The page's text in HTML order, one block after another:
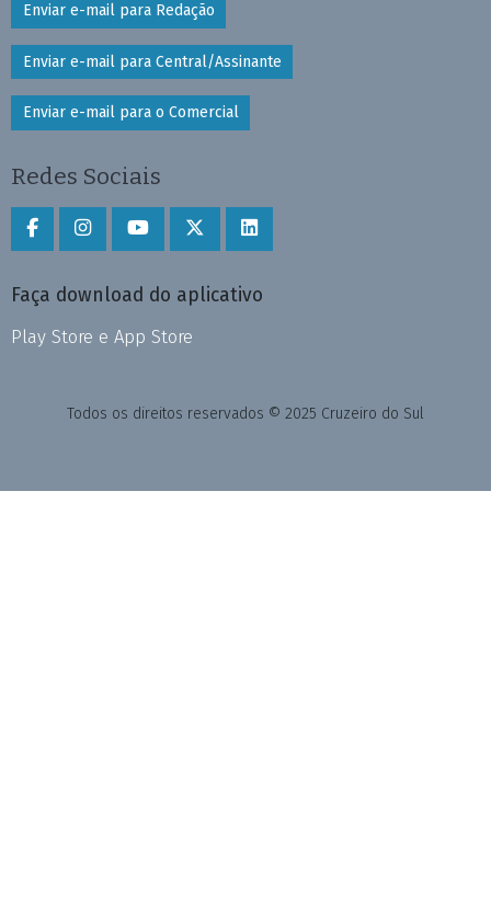
Enviar e-mail para Redação
Enviar e-mail para Central/Assinante
Enviar e-mail para o Comercial
Redes Sociais
Faça download do aplicativo
Play Store e App Store
Todos os direitos reservados © 2025 Cruzeiro do Sul